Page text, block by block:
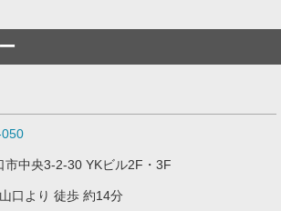
市中央3-2-30 YKビル2F・3F
口より 徒歩 約14分